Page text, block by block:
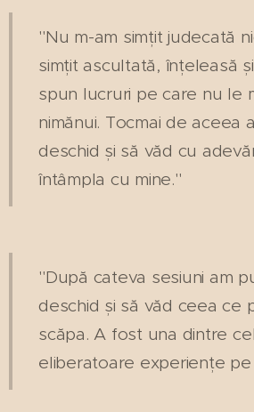
"Nu m-am simțit judecată
simțit ascultată, înțeleasă
spun lucruri pe care nu le
nimănui. Tocmai de aceea
deschid și să văd cu
întâmpla cu mine."
"După cateva sesiuni am
deschid și să văd ceea ce
scăpa. A fost una dintre
eliberatoare experiențe